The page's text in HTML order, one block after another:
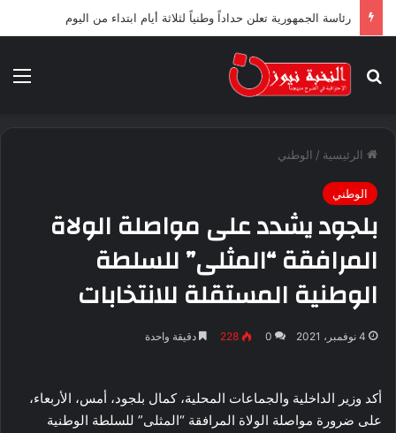
رئاسة الجمهورية تعلن حداداً وطنياً لثلاثة أيام ابتداء من اليوم
بحث عن
الرئيسية / الوطني
الوطني
بلجود يشدد على مواصلة الولاة
المرافقة “المثلى” للسلطة
الوطنية المستقلة للانتخابات
4 نوفمبر، 2021 0
228 دقيقة واحدة
أكد وزير الداخلية والجماعات المحلية، كمال بلجود، أمس، الأربعاء،
على ضرورة مواصلة الولاة المرافقة “المثلى” للسلطة الوطنية